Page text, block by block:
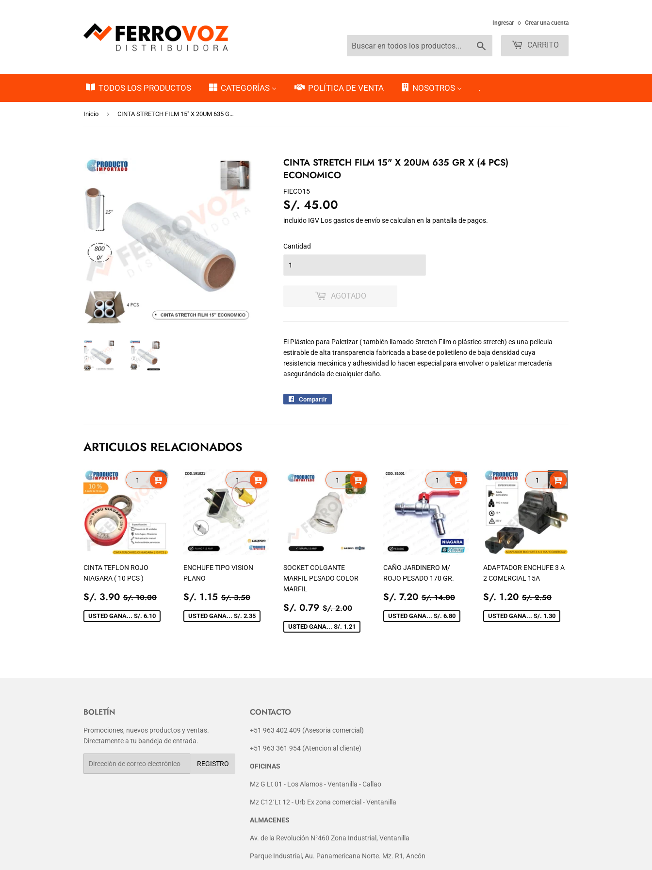
Ingresar o Crear una cuenta
CARRITO
TODOS LOS PRODUCTOS CATEGORÍAS POLÍTICA DE VENTA NOSOTROS .
Inicio › CINTA STRETCH FILM 15" X 20UM 635 GR X (4 PCS) ECONOMICO
CINTA STRETCH FILM 15" X 20UM 635 GR X (4 PCS)
ECONOMICO
FIECO15
S/. 45.00
45.00
incluido IGV Losgastos de envíose calculan en la pantalla de pagos.
Cantidad
AGOTADO
El Plástico para Paletizar ( también llamado Stretch Film o plástico stretch) es una película
estirable de alta transparencia fabricada a base de polietileno de baja densidad cuya
resistencia mecánica y adhesividad lo hacen especial para envolver o paletizar mercadería
asegurándola de cualquier daño.
Compartir
ARTICULOS RELACIONADOS
CINTA TEFLON ROJO
NIAGARA ( 10 PCS )
PRECIO
DE
VENTA
S/. 3.90 S/.
3.90
PRECIO TIENDA
S/. 10.00 S/. 10.00
USTED GANA... S/. 6.10
ENCHUFE TIPO VISION
PLANO
PRECIO
DE
VENTA
S/. 1.15 S/.
1.15
PRECIO TIENDA
S/. 3.50
USTED GANA... S/. 2.35
SOCKET COLGANTE
MARFIL PESADO COLOR
MARFIL
PRECIO
DE
VENTA
S/. 0.79 S/.
0.79
PRECIO TIENDA
S/. 2.00 S/. 2.00
USTED GANA... S/. 1.21
CAÑO JARDINERO M/
ROJO PESADO 170 GR.
PRECIO
DE
VENTA
S/. 7.20 S/.
7.20
PRECIO TIENDA
S/. 14.00 S/. 14.00
USTED GANA... S/. 6.80
ADAPTADOR ENCHUFE 3 A
2 COMERCIAL 15A
PRECIO
DE
VENTA
S/. 1.20 S/.
1.20
PRECIO TIENDA
S/. 2.50
USTED GANA... S/. 1.30
BOLETÍN
Promociones, nuevos productos y ventas.
Directamente a tu bandeja de entrada.
Correo
REGISTRO
CONTACTO
+51 963 402 409 (Asesoria comercial)
+51 963 361 954 (Atencion al cliente)
OFICINAS
Mz G Lt 01 - Los Alamos - Ventanilla - Callao
Mz C12´Lt 12 - Urb Ex zona comercial - Ventanilla
ALMACENES
Av. de la Revolución N°460 Zona Industrial, Ventanilla
Parque Industrial, Au. Panamericana Norte. Mz. R1, Ancón